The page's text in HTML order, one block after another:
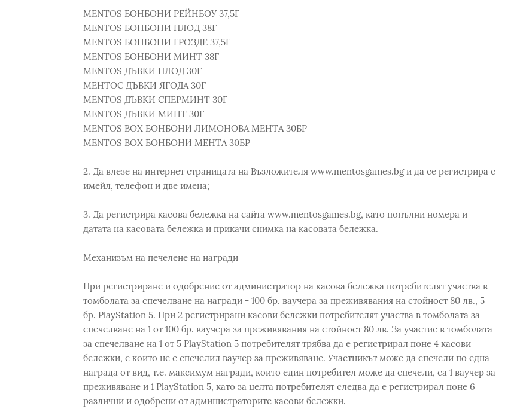
MENTOS БОНБОНИ РЕЙНБОУ 37,5Г
MENTOS БОНБОНИ ПЛОД 38Г
MENTOS БОНБОНИ ГРОЗДЕ 37,5Г
MENTOS БОНБОНИ МИНТ 38Г
MENTOS ДЪВКИ ПЛОД 30Г
МЕНТОС ДЪВКИ ЯГОДА 30Г
MENTOS ДЪВКИ СПЕРМИНТ 30Г
MENTOS ДЪВКИ МИНТ 30Г
MENTOS BOX БОНБОНИ ЛИМОНОВА МЕНТА 30БР
MENTOS BOX БОНБОНИ МЕНТА 30БР
2. Да влезе на интернет страницата на Възложителя www.mentosgames.bg и да се регистрира с
имейл, телефон и две имена;
3. Да регистрира касова бележка на сайта www.mentosgames.bg, като попълни номера и
датата на касовата бележка и прикачи снимка на касовата бележка.
Механизъм на печелене на награди
При регистриране и одобрение от администратор на касова бележка потребителят участва в
томболата за спечелване на награди - 100 бр. ваучера за преживявания на стойност 80 лв., 5
бр. PlayStation 5. При 2 регистрирани касови бележки потребителят участва в томболата за
спечелване на 1 от 100 бр. ваучера за преживявания на стойност 80 лв. За участие в томболата
за спечелване на 1 от 5 PlayStation 5 потребителят трябва да е регистрирал поне 4 касови
бележки, с които не е спечелил ваучер за преживяване. Участникът може да спечели по една
награда от вид, т.е. максимум награди, които един потребител може да спечели, са 1 ваучер за
преживяване и 1 PlayStation 5, като за целта потребителят следва да е регистрирал поне 6
различни и одобрени от администраторите касови бележки.